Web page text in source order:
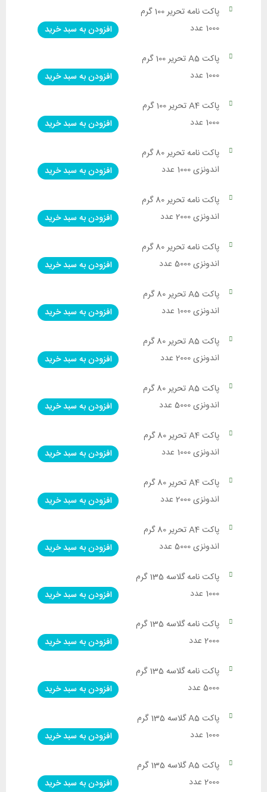
پاکت نامه تحریر 100 گرم
1000 عدد
افزودن به سبد خرید
پاکت A5 تحریر 100 گرم
1000 عدد
افزودن به سبد خرید
پاکت A4 تحریر 100 گرم
1000 عدد
افزودن به سبد خرید
پاکت نامه تحریر 80 گرم
اندونزی 1000 عدد
افزودن به سبد خرید
پاکت نامه تحریر 80 گرم
اندونزی 2000 عدد
افزودن به سبد خرید
پاکت نامه تحریر 80 گرم
اندونزی 5000 عدد
افزودن به سبد خرید
پاکت A5 تحریر 80 گرم
اندونزی 1000 عدد
افزودن به سبد خرید
پاکت A5 تحریر 80 گرم
اندونزی 2000 عدد
افزودن به سبد خرید
پاکت A5 تحریر 80 گرم
اندونزی 5000 عدد
افزودن به سبد خرید
پاکت A4 تحریر 80 گرم
اندونزی 1000 عدد
افزودن به سبد خرید
پاکت A4 تحریر 80 گرم
اندونزی 2000 عدد
افزودن به سبد خرید
پاکت A4 تحریر 80 گرم
اندونزی 5000 عدد
افزودن به سبد خرید
پاکت نامه گلاسه 135 گرم
1000 عدد
افزودن به سبد خرید
پاکت نامه گلاسه 135 گرم
2000 عدد
افزودن به سبد خرید
پاکت نامه گلاسه 135 گرم
5000 عدد
افزودن به سبد خرید
پاکت A5 گلاسه 135 گرم
1000 عدد
افزودن به سبد خرید
پاکت A5 گلاسه 135 گرم
2000 عدد
افزودن به سبد خرید